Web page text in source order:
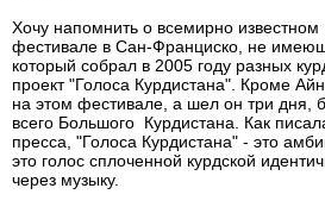
Хочу напомнить о всемирно
фестивале в Сан-Франциско, не
который собрал в 2005 году разных
проект "Голоса Курдистана". Кроме
на этом фестивале, а шел он три дня,
всего Большого Курдистана. Как
пресса, "Голоса Курдистана" - это
это голос сплоченной курдской
через музыку.